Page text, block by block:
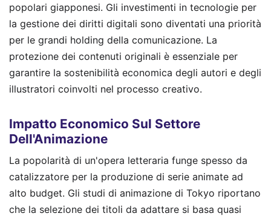
popolari giapponesi. Gli investimenti in tecnologie per
la gestione dei diritti digitali sono diventati una priorità
per le grandi holding della comunicazione. La
protezione dei contenuti originali è essenziale per
garantire la sostenibilità economica degli autori e degli
illustratori coinvolti nel processo creativo.
Impatto Economico Sul Settore
Dell'Animazione
La popolarità di un'opera letteraria funge spesso da
catalizzatore per la produzione di serie animate ad
alto budget. Gli studi di animazione di Tokyo riportano
che la selezione dei titoli da adattare si basa quasi